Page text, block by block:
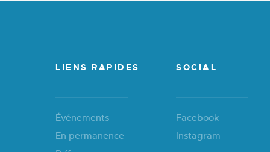
LIENS RAPIDES
Événements
En permanence
SOCIAL
Facebook
Instagram